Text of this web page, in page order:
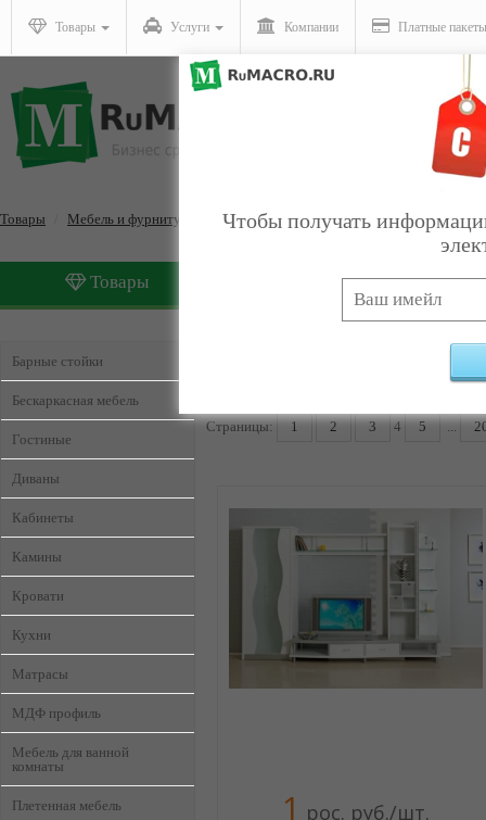
Товары Услуги Компании Платные пакеты
Товары Мебель и фурнитура
Товары Услуги
Барные стойки
Бескаркасная мебель
Гостиные
Диваны
Кабинеты
Камины
Кровати
Кухни
Матрасы
МДФ профиль
Мебель для ванной
комнаты
Плетенная мебель
Страницы: 1 2 3 4 5 ...
1 рос. руб./шт.
Чтобы получать